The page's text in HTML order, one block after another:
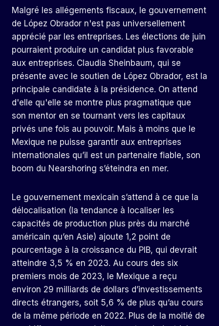
Malgré les allégements fiscaux, le gouvernement
de López Obrador n'est pas universellement
apprécié par les entreprises. Les élections de juin
pourraient produire un candidat plus favorable
aux entreprises. Claudia Sheinbaum, qui se
présente avec le soutien de López Obrador, est la
principale candidate à la présidence. On attend
d'elle qu'elle se montre plus pragmatique que
son mentor en se tournant vers les capitaux
privés une fois au pouvoir. Mais à moins que le
Mexique ne puisse garantir aux entreprises
internationales qu’il est un partenaire fiable, son
boom du Nearshoring s’éteindra en mer.
Le gouvernement mexicain s’attend à ce que la
délocalisation (la tendance à localiser les
capacités de production plus près du marché
américain qu’en Asie) ajoute 1,2 point de
pourcentage à la croissance du PIB, qui devrait
atteindre 3,5 % en 2023. Au cours des six
premiers mois de 2023, le Mexique a reçu
environ 29 milliards de dollars d’investissements
directs étrangers, soit 5,6 % de plus qu’au cours
de la même période en 2022. Plus de la moitié de